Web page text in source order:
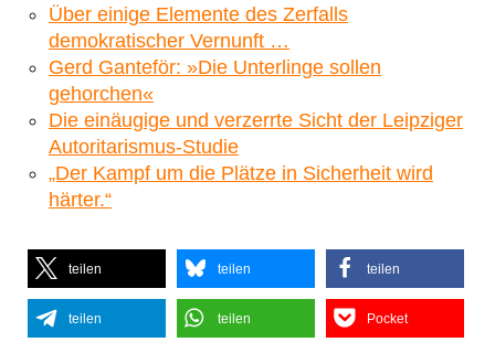
Über einige Elemente des Zerfalls
demokratischer Vernunft …
Gerd Ganteför: »Die Unterlinge sollen
gehorchen«
Die einäugige und verzerrte Sicht der Leipziger
Autoritarismus-Studie
„Der Kampf um die Plätze in Sicherheit wird
härter.“
teilen teilen teilen
teilen teilen Pocket